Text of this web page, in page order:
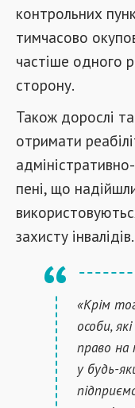
контрольних
тимчасово
частіше одного
сторону.
Також дорослі
отримати
пені, що
захисту інвалідів.
«Крім
особи,
право на
у будь-